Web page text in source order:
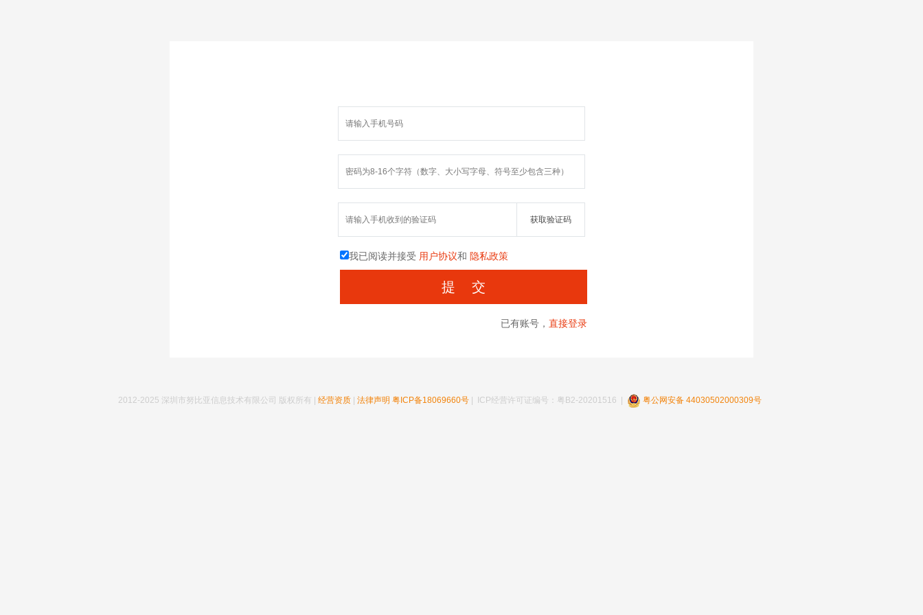
我已阅读并接受 用户协议和 隐私政策
已有账号， 直接登录
2012-2025 深圳市努比亚信息技术有限公司 版权所有 | 经营资质 法律声明 粤ICP备18069660号 | ICP经营许可证编号：粤B2-20201516 | 粤公网安备 44030502000309号